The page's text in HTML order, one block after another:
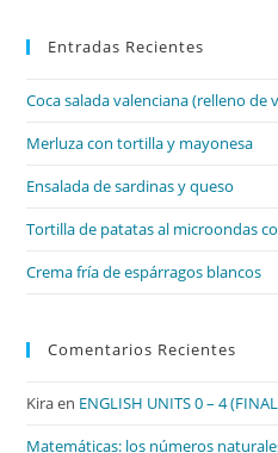
Entradas Recientes
Coca salada valenciana (relleno de
Merluza con tortilla y mayonesa
Ensalada de sardinas y queso
Tortilla de patatas al microondas
Crema fría de espárragos blancos
Comentarios Recientes
Kiraen ENGLISH UNITS 0 – 4
Matemáticas: los números